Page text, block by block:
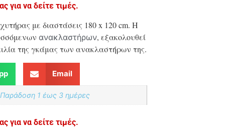
για να δείτε τιμές.
με διαστάσεις 180 x 120 cm. Η
ανακλαστήρων, εξακολουθεί
της γκάμας των ανακλαστήρων της.
Email
1 έως 3 ημέρες
για να δείτε τιμές.